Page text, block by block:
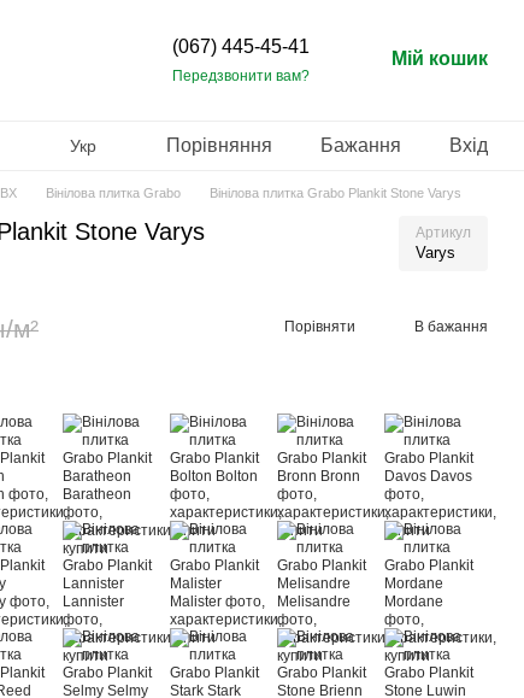
(067) 445-45-41
Передзвонити вам?
Мій кошик
Укр Порівняння Бажання Вхід
Вінілова плитка Grabo Вінілова плитка Grabo Plankit Stone Varys
Stone Varys Артикул
Varys
м² Порівняти В бажання